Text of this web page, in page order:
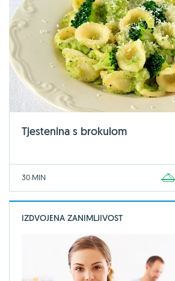
Tjestenina s brokulom
30 MIN
IZDVOJENA ZANIMLJIVOST